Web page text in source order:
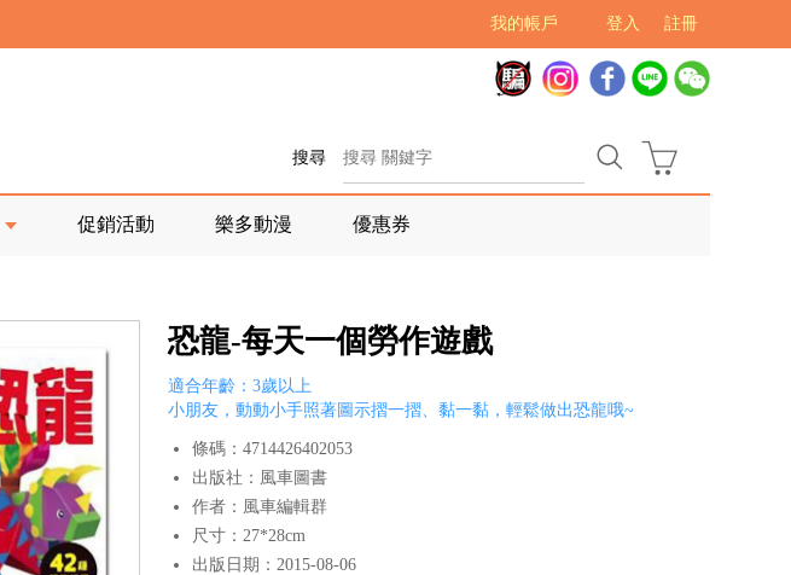
註冊
登入
我的帳戶
搜尋
促銷活動 樂多動漫 優惠券
恐龍-每天一個勞作遊戲
適合年齡：3歲以上
小朋友，動動小手照著圖示摺一摺、黏一黏，輕鬆做出恐龍哦~
條碼：4714426402053
出版社：風車圖書
作者：風車編輯群
尺寸：27*28cm
出版日期：2015-08-06